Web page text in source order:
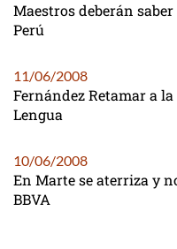
Maestros deberán
Perú
11/06/2008
Fernández Retamar a
Lengua
10/06/2008
En Marte se aterriza y
BBVA